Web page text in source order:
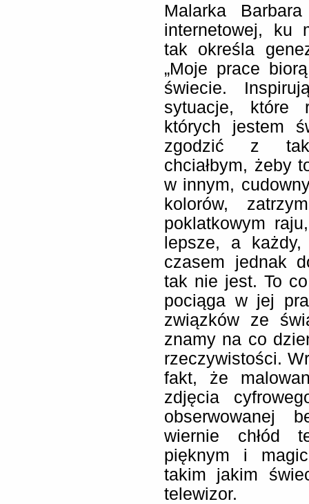
Malarka
internetowej, ku
tak określa
„Moje prace
świecie.
sytuacje, które
których jestem
zgodzić z
chciałbym, żeby
w innym,
kolorów,
poklatkowym
lepsze, a
czasem jednak
tak nie jest. To
pociąga w jej
związków ze
znamy na co
rzeczywistości.
fakt, że
zdjęcia
obserwowanej
wiernie chłód
pięknym i
takim jakim
telewizor.